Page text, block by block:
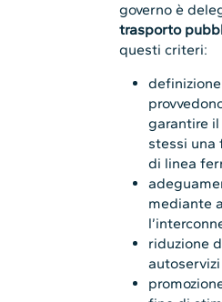
governo è
trasporto
questi criteri:
garantire
stessi una
di linea
mediante
riduzione